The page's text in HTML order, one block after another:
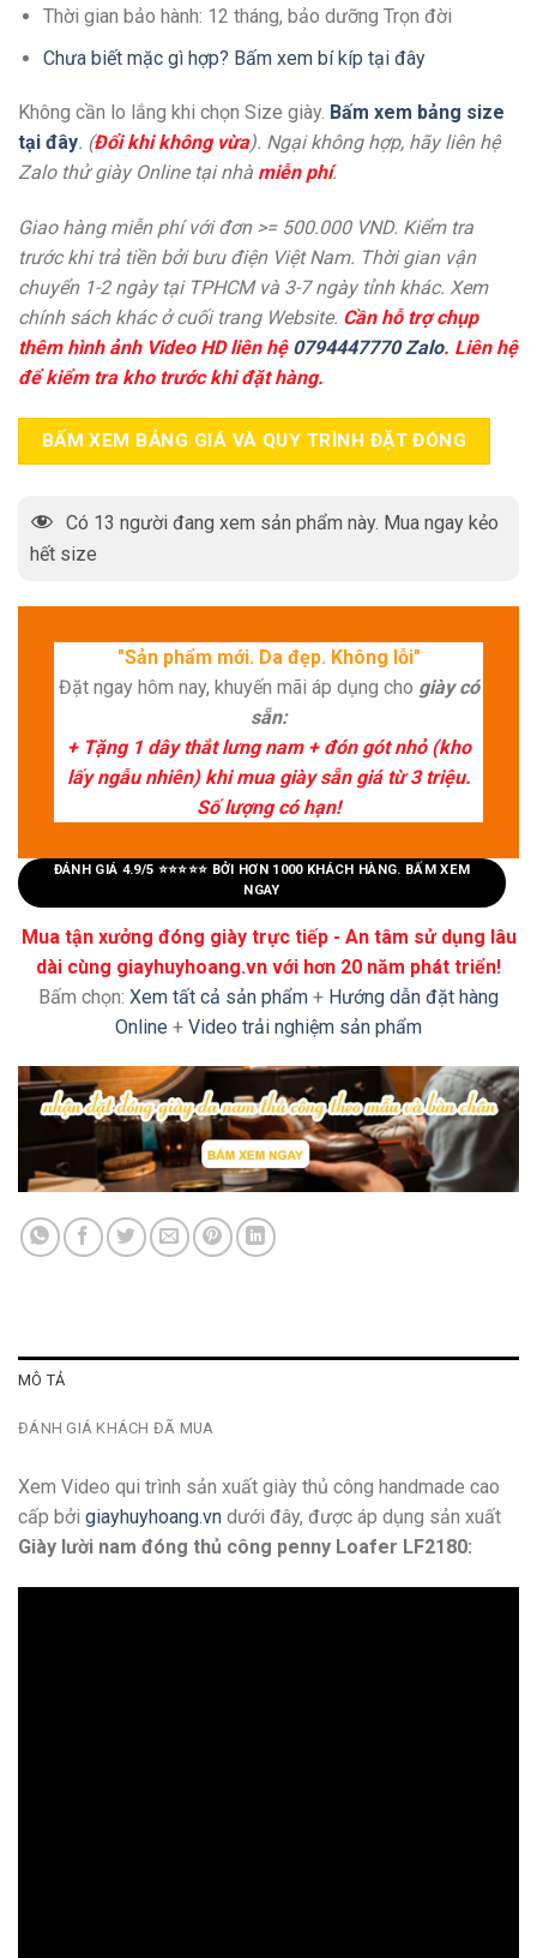
Thời gian bảo hành: 12 tháng, bảo dưỡng Trọn đời
Chưa biết mặc gì hợp? Bấm xem bí kíp tại đây
Không cần lo lắng khi chọn Size giày. Bấm xem bảng size
tại đây. (Đổi khi không vừa). Ngại không hợp, hãy liên hệ
Zalo thử giày Online tại nhà miễn phí.
Giao hàng miễn phí với đơn >= 500.000 VND. Kiểm tra
trước khi trả tiền bởi bưu điện Việt Nam. Thời gian vận
chuyển 1-2 ngày tại TPHCM và 3-7 ngày tỉnh khác. Xem
chính sách khác ở cuối trang Website. Cần hỗ trợ chụp
thêm hình ảnh Video HD liên hệ 0794447770 Zalo. Liên hệ
để kiểm tra kho trước khi đặt hàng.
BẤM XEM BẢNG GIÁ VÀ QUY TRÌNH ĐẶT ĐÓNG
Có 13 người đang xem sản phẩm này. Mua ngay kẻo
hết size
"Sản phẩm mới. Da đẹp. Không lỗi"
Đặt ngay hôm nay, khuyến mãi áp dụng cho giày có
sẵn:
+ Tặng 1 dây thắt lưng nam + đón gót nhỏ (kho
lấy ngẫu nhiên) khi mua giày sẵn giá từ 3 triệu.
Số lượng có hạn!
ĐÁNH GIÁ 4.9/5 ⭐⭐⭐⭐⭐ BỞI HƠN 1000 KHÁCH HÀNG. BẤM XEM
NGAY
Mua tận xưởng đóng giày trực tiếp - An tâm sử dụng lâu
dài cùng giayhuyhoang.vn với hơn 20 năm phát triển!
Bấm chọn: Xem tất cả sản phẩm + Hướng dẫn đặt hàng
Online + Video trải nghiệm sản phẩm
MÔ TẢ
ĐÁNH GIÁ KHÁCH ĐÃ MUA
Xem Video qui trình sản xuất giày thủ công handmade cao
cấp bởi giayhuyhoang.vn dưới đây, được áp dụng sản xuất
Giày lười nam đóng thủ công penny Loafer LF2180: